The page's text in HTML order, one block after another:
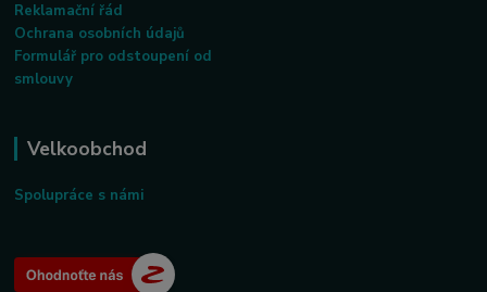
Reklamační řád
Ochrana osobních údajů
Formulář pro odstoupení od
smlouvy
Velkoobchod
Spolupráce s námi